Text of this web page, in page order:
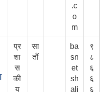
.c
o
m
प्र
शा
स
की
य
सा
तौं
ba
sn
et
sh
ali
९
८
६
६
६